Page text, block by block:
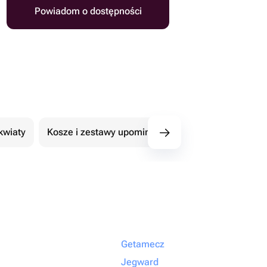
Powiadom o dostępności
Kosze i zestawy upominkowe
Getamecz
Jegward